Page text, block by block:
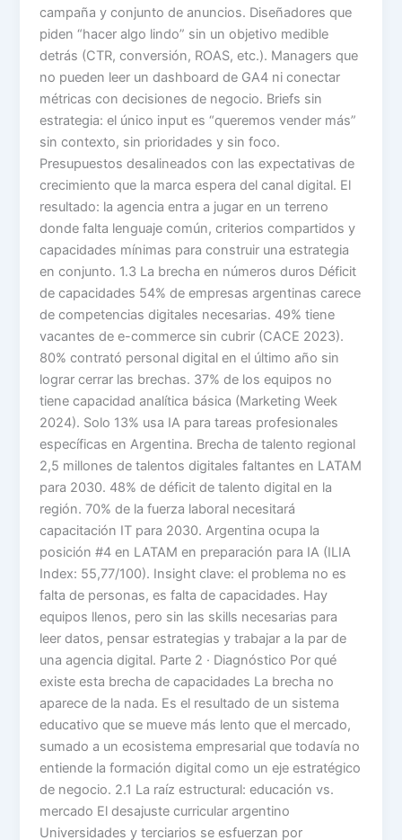
campaña y conjunto de anuncios. Diseñadores que
piden “hacer algo lindo” sin un objetivo medible
detrás (CTR, conversión, ROAS, etc.). Managers que
no pueden leer un dashboard de GA4 ni conectar
métricas con decisiones de negocio. Briefs sin
estrategia: el único input es “queremos vender más”
sin contexto, sin prioridades y sin foco.
Presupuestos desalineados con las expectativas de
crecimiento que la marca espera del canal digital. El
resultado: la agencia entra a jugar en un terreno
donde falta lenguaje común, criterios compartidos y
capacidades mínimas para construir una estrategia
en conjunto. 1.3 La brecha en números duros Déficit
de capacidades 54% de empresas argentinas carece
de competencias digitales necesarias. 49% tiene
vacantes de e-commerce sin cubrir (CACE 2023).
80% contrató personal digital en el último año sin
lograr cerrar las brechas. 37% de los equipos no
tiene capacidad analítica básica (Marketing Week
2024). Solo 13% usa IA para tareas profesionales
específicas en Argentina. Brecha de talento regional
2,5 millones de talentos digitales faltantes en LATAM
para 2030. 48% de déficit de talento digital en la
región. 70% de la fuerza laboral necesitará
capacitación IT para 2030. Argentina ocupa la
posición #4 en LATAM en preparación para IA (ILIA
Index: 55,77/100). Insight clave: el problema no es
falta de personas, es falta de capacidades. Hay
equipos llenos, pero sin las skills necesarias para
leer datos, pensar estrategias y trabajar a la par de
una agencia digital. Parte 2 · Diagnóstico Por qué
existe esta brecha de capacidades La brecha no
aparece de la nada. Es el resultado de un sistema
educativo que se mueve más lento que el mercado,
sumado a un ecosistema empresarial que todavía no
entiende la formación digital como un eje estratégico
de negocio. 2.1 La raíz estructural: educación vs.
mercado El desajuste curricular argentino
Universidades y terciarios se esfuerzan por